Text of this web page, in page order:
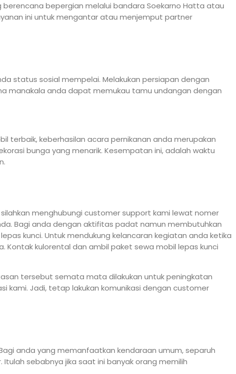
bepergian melalui bandara Soekarno Hatta atau
ini untuk mengantar atau menjemput partner
status sosial mempelai. Melakukan persiapan dengan
manakala anda dapat memukau tamu undangan dengan
terbaik, keberhasilan acara pernikanan anda merupakan
bunga yang menarik. Kesempatan ini, adalah waktu
menghubungi customer support kami lewat nomer
Bagi anda dengan aktifitas padat namun membutuhkan
kunci. Untuk mendukung kelancaran kegiatan anda ketika
kulorental dan ambil paket sewa mobil lepas kunci
tersebut semata mata dilakukan untuk peningkatan
kami. Jadi, tetap lakukan komunikasi dengan customer
anda yang memanfaatkan kendaraan umum, separuh
sebabnya jika saat ini banyak orang memilih